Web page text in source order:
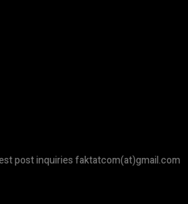
post inquiries faktatcom(at)gmail.com